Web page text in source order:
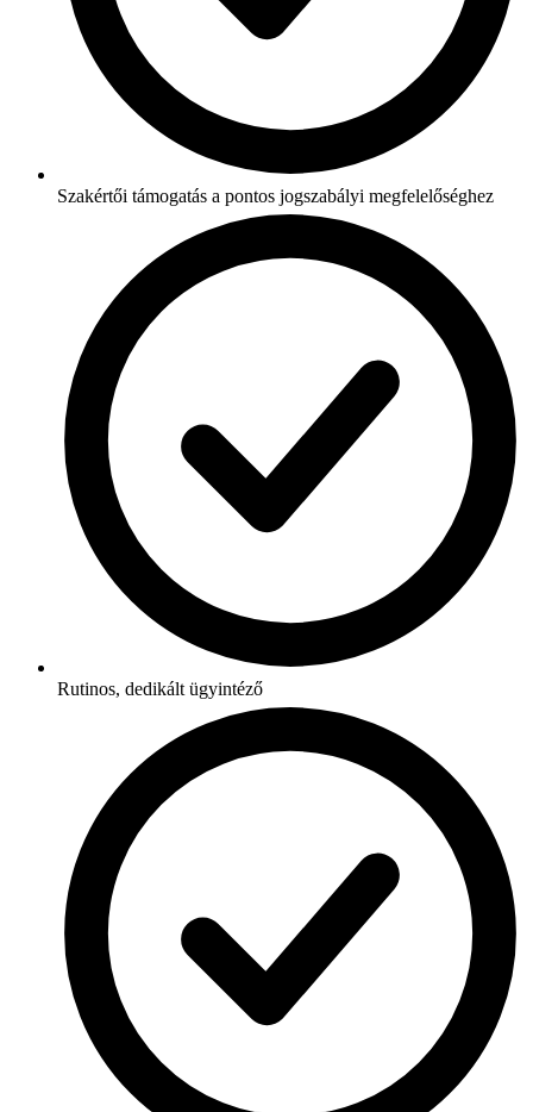
Szakértői támogatás a pontos jogszabályi megfelelőséghez
Rutinos, dedikált ügyintéző